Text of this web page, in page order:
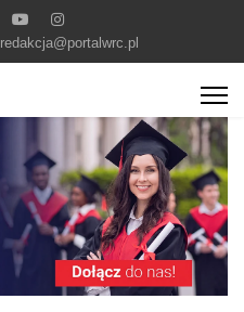
redakcja@portalwrc.pl